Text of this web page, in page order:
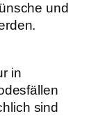
und
in
sind